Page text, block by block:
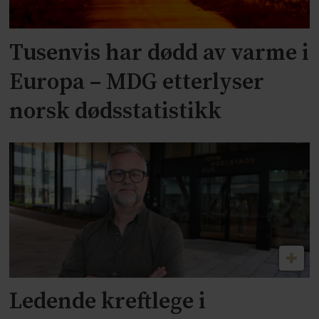
Tusenvis har dødd av varme i
Europa – MDG etterlyser
norsk dødsstatistikk
Ledende kreftlege i